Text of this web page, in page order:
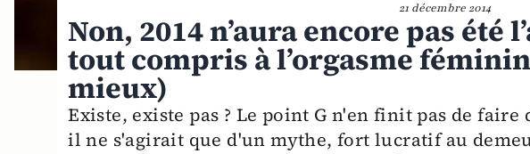
21 décembre 2014
Non, 2014 n’aura encore pas été
tout compris à l’orgasme
mieux)
Existe, existe pas ? Le point G n'en finit pas de
il ne s'agirait que d'un mythe, fort lucratif au